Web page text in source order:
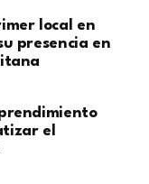
local en
presencia en
el